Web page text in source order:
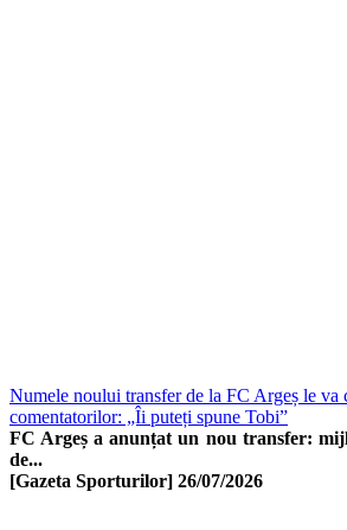
Numele noului transfer de la FC Argeș le va
comentatorilor: „Îi puteți spune Tobi”
FC Argeș a anunțat un nou transfer:
de...
[Gazeta Sporturilor] 26/07/2026